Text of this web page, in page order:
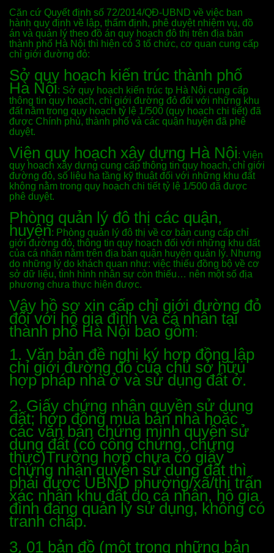
Căn cứ Quyết định số 72/2014/QĐ-UBND về việc ban
hành quy định về lập, thẩm định, phê duyệt nhiệm vụ, đồ
án và quản lý theo đồ án quy hoạch đô thị trên địa bàn
thành phố Hà Nội thì hiện có 3 tổ chức, cơ quan cung cấp
chỉ giới đường đỏ:
Sở quy hoạch kiến trúc thành phố
Hà Nội: Sở quy hoạch kiến trúc tp Hà Nội cung cấp
thông tin quy hoạch, chỉ giới đường đỏ đối với những khu
đất nằm trong quy hoạch tỷ lệ 1/500 (quy hoạch chi tiết) đã
được Chính phủ, thành phố và các quận huyện đã phê
duyệt.
Viện quy hoạch xây dựng Hà Nội: Viện
quy hoạch xây dựng cung cấp thông tin quy hoạch, chỉ giới
đường đỏ, số liệu hạ tầng kỹ thuật đối với những khu đất
không nằm trong quy hoạch chi tiết tỷ lệ 1/500 đã được
phê duyệt.
Phòng quản lý đô thị các quận,
huyện: Phòng quản lý đô thị về cơ bản cung cấp chỉ
giới đường đỏ, thông tin quy hoạch đối với những khu đất
của cá nhân nằm trên địa bàn quận huyện quản lý. Nhưng
do những lý do khách quan như: việc thiếu đồng bộ về cơ
sở dữ liệu, tình hình nhân sự còn thiếu… nên một số địa
phương chưa thực hiện được.
Vậy hồ sơ xin cấp chỉ giới đường đỏ
đối với hộ gia đình và cá nhân tại
thành phố Hà Nội bao gồm:
1. Văn bản đề nghị ký hợp đồng lập
chỉ giới đường đỏ của chủ sở hữu
hợp pháp nhà ở và sử dụng đất ở.
2. Giấy chứng nhận quyền sử dụng
đất; hợp đồng mua bán nhà hoặc
các văn bản chứng minh quyền sử
dụng đất (có công chứng, chứng
thực)Trường hợp chưa có giấy
chứng nhận quyền sử dụng đất thì
phải được UBND phường/xã/thị trấn
xác nhận khu đất do cá nhân, hộ gia
đình đang quản lỷ sử dụng, không có
tranh chấp.
3. 01 bản đồ (một trong những bản